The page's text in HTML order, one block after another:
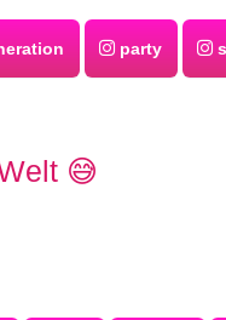
party
😅